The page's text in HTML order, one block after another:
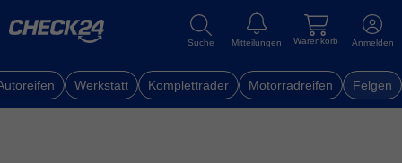
Anmelden
Warenkorb
Mitteilungen
Suche
Werkstatt Kompletträder Motorradreifen Felgen